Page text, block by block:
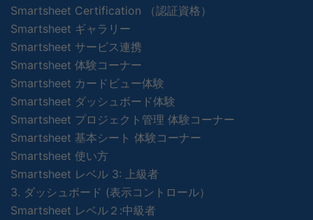
Smartsheet Certification （認証資格）
Smartsheet ギャラリー
Smartsheet サービス連携
Smartsheet 体験コーナー
Smartsheet カードビュー体験
Smartsheet ダッシュボード体験
Smartsheet プロジェクト管理 体験コーナー
Smartsheet 基本シート 体験コーナー
Smartsheet 使い方
Smartsheet レベル 3: 上級者
3. ダッシュボード (表示コントロール）
Smartsheet レベル２:中級者